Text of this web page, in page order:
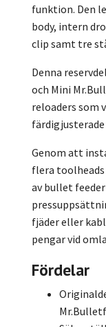
funktion. Den
body, intern
clip samt tre
Denna
och Mini
reloaders som
Genom att
flera
av bullet
fjäder eller
pengar vid
Fördelar